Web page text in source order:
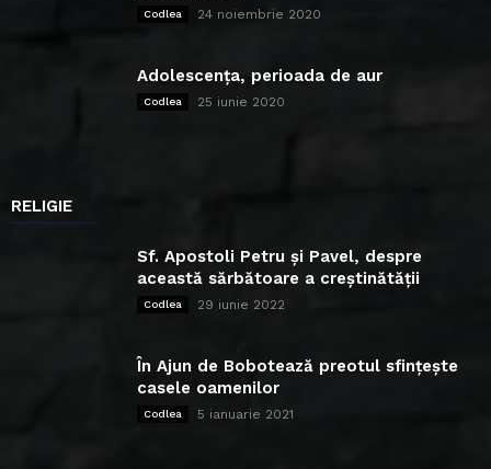
Codlea 24 noiembrie 2020
Adolescența, perioada de aur
Codlea 25 iunie 2020
RELIGIE
Sf. Apostoli Petru și Pavel, despre
această sărbătoare a creștinătății
Codlea 29 iunie 2022
În Ajun de Bobotează preotul sfințește
casele oamenilor
Codlea 5 ianuarie 2021